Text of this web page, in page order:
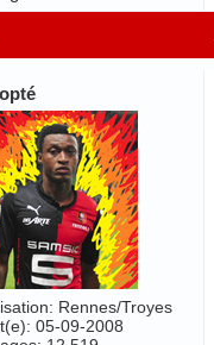
Rennes/Troyes
05-09-2008